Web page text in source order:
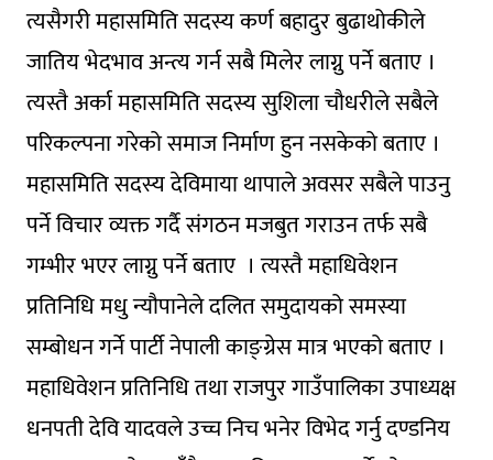
त्यसैगरी महासमिति सदस्य कर्ण बहादुर बुढाथोकीले
जातिय भेदभाव अन्त्य गर्न सबै मिलेर लाग्नु पर्ने बताए ।
त्यस्तै अर्का महासमिति सदस्य सुशिला चौधरीले सबैले
परिकल्पना गरेको समाज निर्माण हुन नसकेको बताए ।
महासमिति सदस्य देविमाया थापाले अवसर सबैले पाउनु
पर्ने विचार व्यक्त गर्दै संगठन मजबुत गराउन तर्फ सबै
गम्भीर भएर लाग्नु पर्ने बताए । त्यस्तै महाधिवेशन
प्रतिनिधि मधु न्यौपानेले दलित समुदायको समस्या
सम्बोधन गर्ने पार्टी नेपाली काङ्ग्रेस मात्र भएको बताए ।
महाधिवेशन प्रतिनिधि तथा राजपुर गाउँपालिका उपाध्यक्ष
धनपती देवि यादवले उच्च निच भनेर विभेद गर्नु दण्डनिय